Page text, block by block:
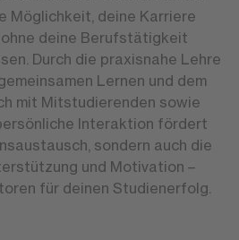
Möglichkeit, deine Karriere
deine Berufstätigkeit
Durch die praxisnahe Lehre
Lernen und dem
mit Mitstudierenden sowie
Interaktion fördert
sondern auch die
und Motivation –
für deinen Studienerfolg.